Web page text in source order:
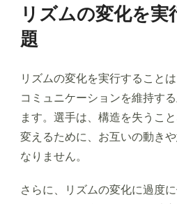
リズムの変化を
題
リズムの変化を実行すること
コミュニケーションを維持す
ます。選手は、構造を失うこ
変えるために、お互いの動き
なりません。
さらに、リズムの変化に過度